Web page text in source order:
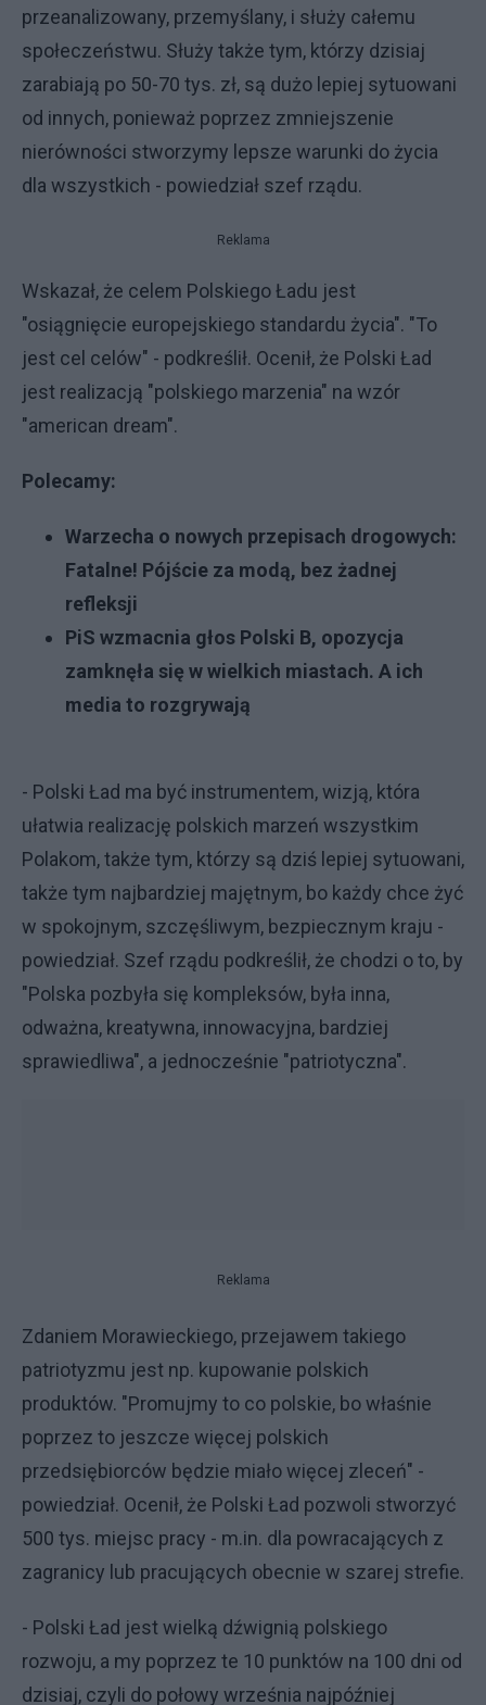
przeanalizowany, przemyślany, i służy całemu
społeczeństwu. Służy także tym, którzy dzisiaj
zarabiają po 50-70 tys. zł, są dużo lepiej sytuowani
od innych, ponieważ poprzez zmniejszenie
nierówności stworzymy lepsze warunki do życia
dla wszystkich - powiedział szef rządu.
Reklama
Wskazał, że celem Polskiego Ładu jest
"osiągnięcie europejskiego standardu życia". "To
jest cel celów" - podkreślił. Ocenił, że Polski Ład
jest realizacją "polskiego marzenia" na wzór
"american dream".
Polecamy:
Warzecha o nowych przepisach drogowych:
Fatalne! Pójście za modą, bez żadnej
refleksji
PiS wzmacnia głos Polski B, opozycja
zamknęła się w wielkich miastach. A ich
media to rozgrywają
- Polski Ład ma być instrumentem, wizją, która
ułatwia realizację polskich marzeń wszystkim
Polakom, także tym, którzy są dziś lepiej sytuowani,
także tym najbardziej majętnym, bo każdy chce żyć
w spokojnym, szczęśliwym, bezpiecznym kraju -
powiedział. Szef rządu podkreślił, że chodzi o to, by
"Polska pozbyła się kompleksów, była inna,
odważna, kreatywna, innowacyjna, bardziej
sprawiedliwa", a jednocześnie "patriotyczna".
Reklama
Zdaniem Morawieckiego, przejawem takiego
patriotyzmu jest np. kupowanie polskich
produktów. "Promujmy to co polskie, bo właśnie
poprzez to jeszcze więcej polskich
przedsiębiorców będzie miało więcej zleceń" -
powiedział. Ocenił, że Polski Ład pozwoli stworzyć
500 tys. miejsc pracy - m.in. dla powracających z
zagranicy lub pracujących obecnie w szarej strefie.
- Polski Ład jest wielką dźwignią polskiego
rozwoju, a my poprzez te 10 punktów na 100 dni od
dzisiaj, czyli do połowy września najpóźniej